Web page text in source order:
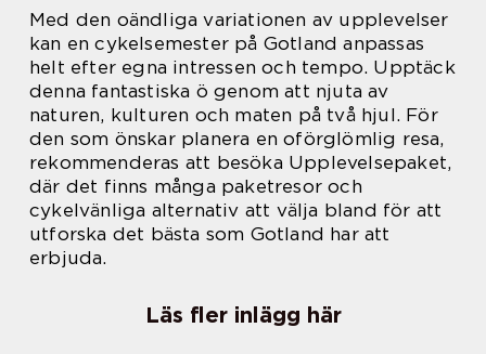
Med den oändliga variationen av upplevelser
kan en cykelsemester på Gotland anpassas
helt efter egna intressen och tempo. Upptäck
denna fantastiska ö genom att njuta av
naturen, kulturen och maten på två hjul. För
den som önskar planera en oförglömlig resa,
rekommenderas att besöka Upplevelsepaket,
där det finns många paketresor och
cykelvänliga alternativ att välja bland för att
utforska det bästa som Gotland har att
erbjuda.
Läs fler inlägg här